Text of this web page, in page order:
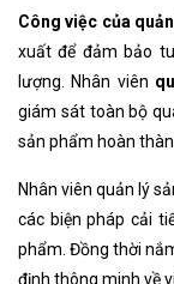
Công việc của
xuất để đảm bảo
lượng. Nhân viên
giám sát toàn bộ
sản phẩm hoàn
Nhân viên quản lý
các biện pháp cải
phẩm. Đồng thời
định thông minh về